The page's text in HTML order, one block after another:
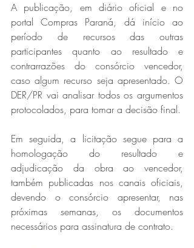
A publicação, em diário oficial e no
portal Compras Paraná, dá início ao
período de recursos das outras
participantes quanto ao resultado e
contrarrazões do consórcio vencedor,
caso algum recurso seja apresentado. O
DER/PR vai analisar todos os argumentos
protocolados, para tomar a decisão final.
Em seguida, a licitação segue para a
homologação do resultado e
adjudicação da obra ao vencedor,
também publicadas nos canais oficiais,
devendo o consórcio apresentar, nas
próximas semanas, os documentos
necessários para assinatura de contrato.